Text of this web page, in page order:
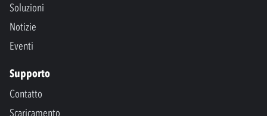
Soluzioni
Notizie
Eventi
Supporto
Contatto
Scaricamento